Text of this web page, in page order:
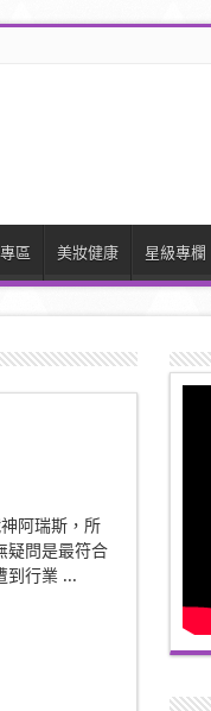
區 美妝健康 星級專欄
阿瑞斯，所
疑問是最符合
到行業 ...